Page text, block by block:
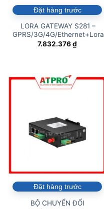
Đặt hàng trước
LORA GATEWAY S281 –
GPRS/3G/4G/Ethernet+Lora
7.832.376₫
Đặt hàng trước
BỘ CHUYỂN ĐỔI